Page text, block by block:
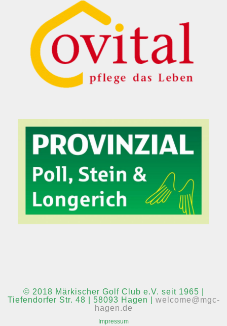
© 2018 Märkischer Golf Club e.V. seit 1965 |
Tiefendorfer Str. 48 | 58093 Hagen | welcome@mgc-
hagen.de
Impressum